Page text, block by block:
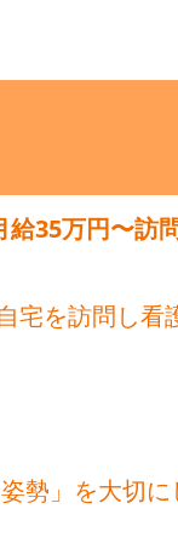
給35万円〜訪
宅を訪問し看
勢」を大切に